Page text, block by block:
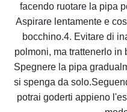
facendo ruotare la pipa
Aspirare lentamente e
bocchino.4. Evitare di
polmoni, ma trattenerlo in
Spegnere la pipa
si spenga da
potrai goderti appieno